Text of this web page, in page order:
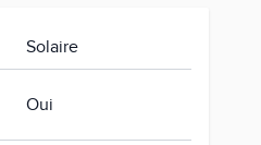
Solaire
Oui